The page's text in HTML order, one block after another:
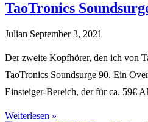
TaoTronics
Julian September 3, 2021
Der zweite Kopfhörer, den ich von
TaoTronics Soundsurge 90. Ein
Einsteiger-Bereich, der für ca. 59€
Weiterlesen »